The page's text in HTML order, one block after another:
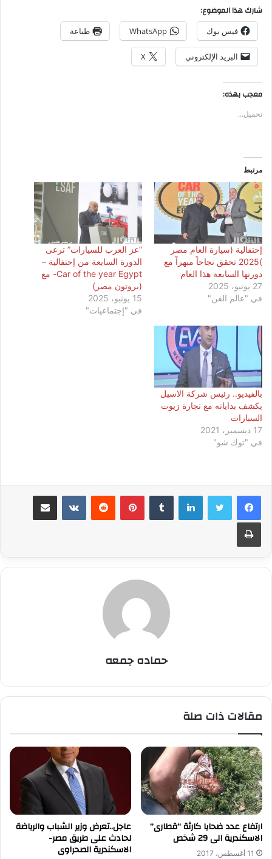
شارك هذا الموضوع:
فيس بوك WhatsApp طباعة
البريد الإلكتروني X
معجب بهذه:
تحميل...
مرتبط
إحتفالية (سيارة العام مصر
)2025 تحقق نجاحاً مبهراً مع
دورتها السابعة هذا العام
27 يونيو، 2025
في "عالم الفن"
“عز العرب للسيارات” ترعى
الدورة السابعة من إحتفالية –
Car of the year Egypt- مع
(بروتون مصر)
15 يونيو، 2025
في "إجتماعيات"
بالفيديو.. رئيس شركة الاسيل
يكشف بداياته مع تجارة زيوت
السيارات
17 ديسمبر، 2021
في "توك شو"
لينكدإن بينتيريست مشاركة عبر البريد
طباعة
حماده جمعه
مقالات ذات صلة
ارتفاع عدد ضحايا كارثة “قطارى”
الاسكندرية الى 29 شخص
11 أغسطس، 2017
عاجل..تعرض وزير الشباب والرياضة
لحادث على طريق مصر-
الاسكندرية الصحراوى